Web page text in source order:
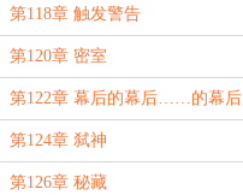
第118章 触发警告
第120章 密室
第122章 幕后的幕后……的幕后
第124章 弑神
第126章 秘藏